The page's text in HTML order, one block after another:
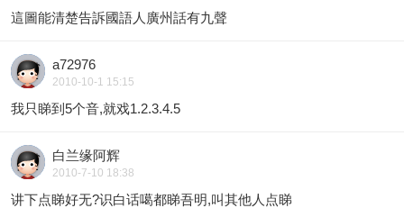
這圖能清楚告訴國語人廣州話有九聲
a72976
2010-10-1 15:15
我只睇到5个音,就戏1.2.3.4.5
白兰缘阿辉
2010-7-10 18:38
讲下点睇好无?识白话噶都睇吾明,叫其他人点睇